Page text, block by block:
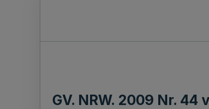
GV. NRW. 2009 Nr. 44